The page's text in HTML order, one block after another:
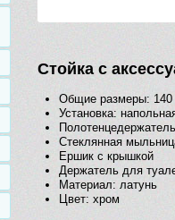
Стойка с
Общие размеры: 140
Установка:
Полотенцедержатель
Стеклянная
Ершик с крышкой
Держатель для
Материал: латунь
Цвет: хром